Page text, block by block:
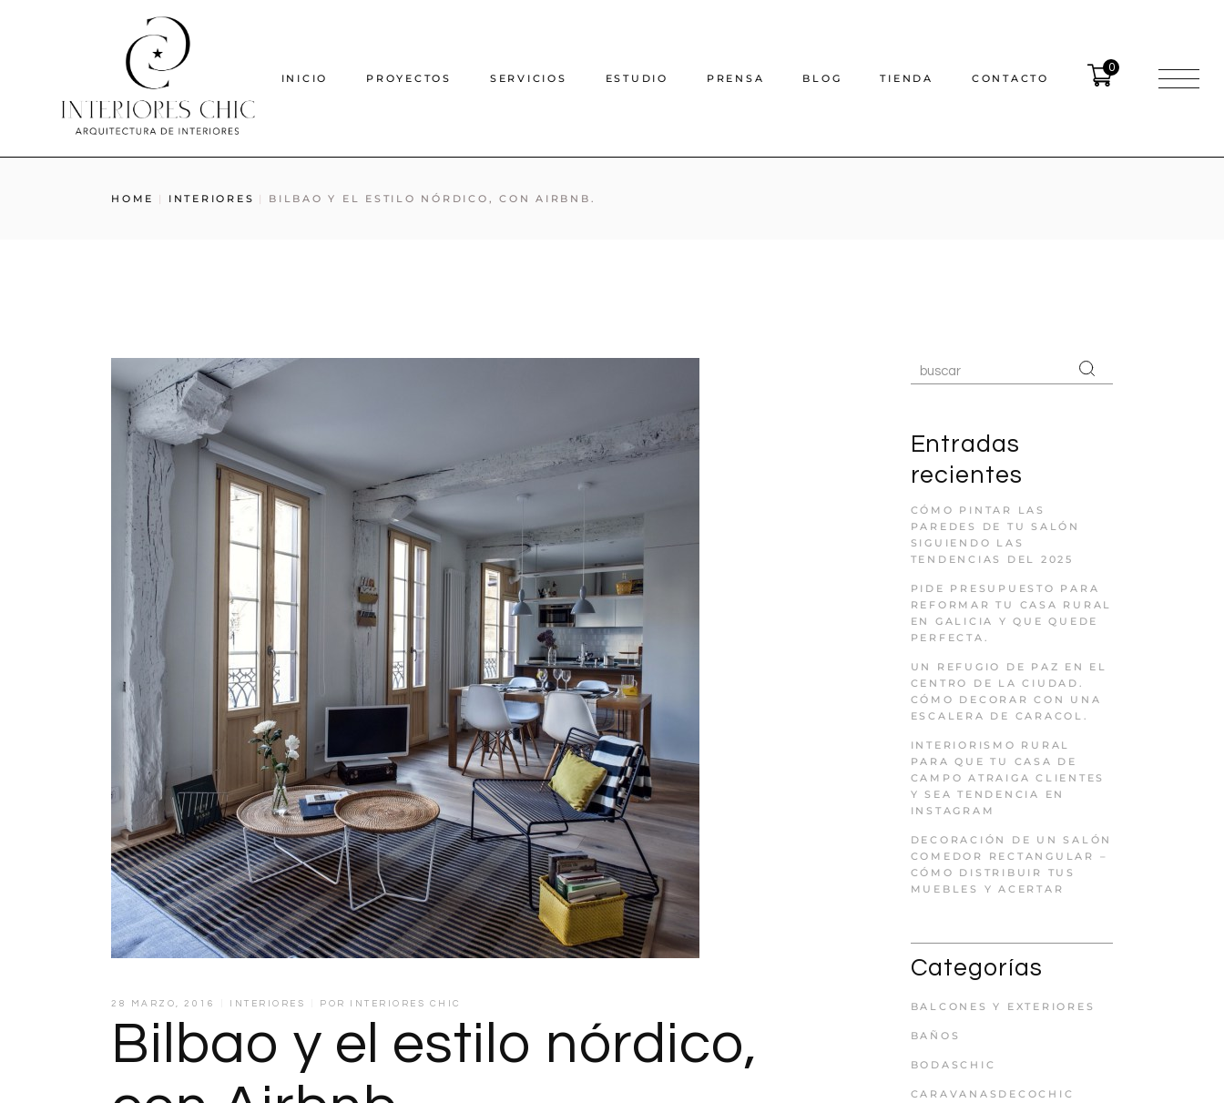
INICIO PROYECTOS SERVICIOS
Proyecto de decoración
Arquitectura e interiorismo
ESTUDIO PRENSA BLOG TIENDA CONTACTO
0
HOME INTERIORES BILBAO Y EL ESTILO NÓRDICO, CON AIRBNB.
28 MARZO, 2016 INTERIORES POR INTERIORES CHIC
Bilbao y el estilo nórdico,
Entradas
recientes
CÓMO PINTAR LAS
PAREDES DE TU SALÓN
SIGUIENDO LAS
TENDENCIAS DEL 2025
PIDE PRESUPUESTO PARA
REFORMAR TU CASA RURAL
EN GALICIA Y QUE QUEDE
PERFECTA.
UN REFUGIO DE PAZ EN EL
CENTRO DE LA CIUDAD.
CÓMO DECORAR CON UNA
ESCALERA DE CARACOL.
INTERIORISMO RURAL
PARA QUE TU CASA DE
CAMPO ATRAIGA CLIENTES
Y SEA TENDENCIA EN
INSTAGRAM
DECORACIÓN DE UN SALÓN
COMEDOR RECTANGULAR –
CÓMO DISTRIBUIR TUS
MUEBLES Y ACERTAR
Categorías
BALCONES Y EXTERIORES
BAÑOS
BODASCHIC
CARAVANASDECOCHIC